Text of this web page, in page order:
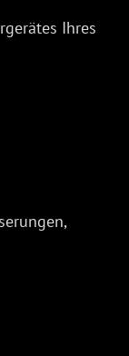
Ihres